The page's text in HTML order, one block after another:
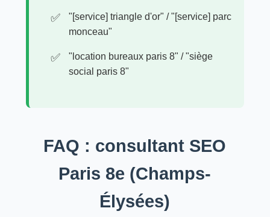
"[service] triangle d'or" / "[service] parc
monceau"
"location bureaux paris 8" / "siège
social paris 8"
FAQ : consultant SEO
Paris 8e (Champs-
Élysées)